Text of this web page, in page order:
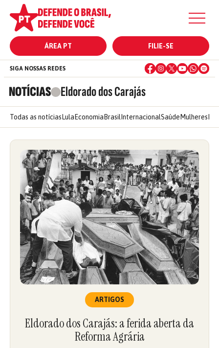
ÁREA PT FILIE-SE
NOTÍCIAS Eldorado dos Carajás
SIGA NOSSAS REDES
Todas as notícias Lula Economia Brasil InternacionalSaúde Mulheres
ARTIGOS
Eldorado dos Carajás: a ferida aberta da
Reforma Agrária